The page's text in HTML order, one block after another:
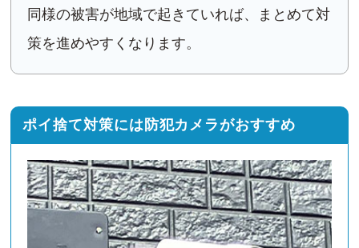
同様の被害が地域で起きていれば、まとめて対
策を進めやすくなります。
ポイ捨て対策には防犯カメラがおすすめ